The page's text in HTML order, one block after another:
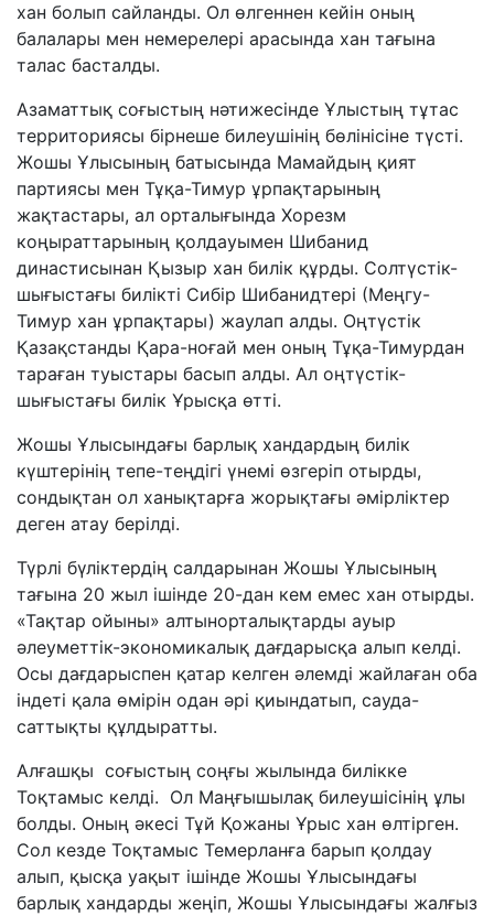
хан болып сайланды. Ол өлгеннен кейін оның
балалары мен немерелері арасында хан тағына
талас басталды.
Азаматтық соғыстың нәтижесінде Ұлыстың тұтас
территориясы бірнеше билеушінің бөлінісіне түсті.
Жошы Ұлысының батысында Мамайдың қият
партиясы мен Тұқа-Тимур ұрпақтарының
жақтастары, ал орталығында Хорезм
коңыраттарының қолдауымен Шибанид
династисынан Қызыр хан билік құрды. Солтүстік-
шығыстағы билікті Сибір Шибанидтері (Меңгу-
Тимур хан ұрпақтары) жаулап алды. Оңтүстік
Қазақстанды Қара-ноғай мен оның Тұқа-Тимурдан
тараған туыстары басып алды. Ал оңтүстік-
шығыстағы билік Ұрысқа өтті.
Жошы Ұлысындағы барлық хандардың билік
күштерінің тепе-теңдігі үнемі өзгеріп отырды,
сондықтан ол ханықтарға жорықтағы әмірліктер
деген атау берілді.
Түрлі бүліктердің салдарынан Жошы Ұлысының
тағына 20 жыл ішінде 20-дан кем емес хан отырды.
«Тақтар ойыны» алтынорталықтарды ауыр
әлеуметтік-экономикалық дағдарысқа алып келді.
Осы дағдарыспен қатар келген әлемді жайлаған оба
індеті қала өмірін одан әрі қиындатып, сауда-
саттықты құлдыратты.
Алғашқы соғыстың соңғы жылында билікке
Тоқтамыс келді. Ол Маңғышылақ билеушісінің ұлы
болды. Оның әкесі Тұй Қожаны Ұрыс хан өлтірген.
Сол кезде Тоқтамыс Темерланға барып қолдау
алып, қысқа уақыт ішінде Жошы Ұлысындағы
барлық хандарды жеңіп, Жошы Ұлысындағы жалғыз